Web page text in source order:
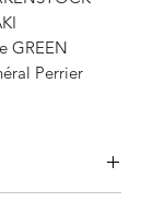
GREEN
Perrier